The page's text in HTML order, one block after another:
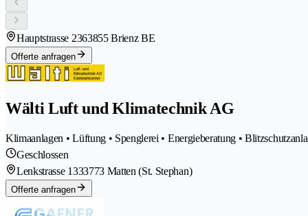
Hauptstrasse 2363855 Brienz BE
Offerte anfragen
Wälti Luft und Klimatechnik AG
Klimaanlagen • Lüftung • Spenglerei • Energieberatung •
Geschlossen
Lenkstrasse 1333773 Matten (St. Stephan)
Offerte anfragen